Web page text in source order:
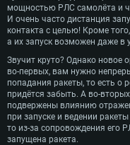
мощностью РЛС самолёта и
И очень часто дистанция
контакта с целью! Кроме
а их запуск возможен даже в
Звучит круто? Однако новое
во-первых, вам нужно
попадания ракеты, то есть о
придётся забыть. А во-
подвержены влиянию
при запуске и ведении
то из-за сопровождения его
запущена ракета.